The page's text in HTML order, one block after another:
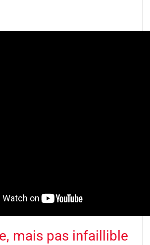
mais pas infaillible